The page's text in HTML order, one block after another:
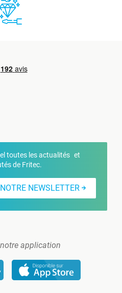
toutes les actualités et
de Fritec.
NEWSLETTER
application